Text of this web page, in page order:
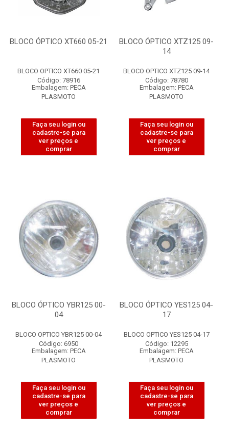
BLOCO ÓPTICO XT660 05-21
BLOCO OPTICO XT660 05-21
Código: 78916
Embalagem: PECA
PLASMOTO
Faça seu login ou
cadastre-se para
ver preços e
comprar
BLOCO ÓPTICO XTZ125 09-
14
BLOCO OPTICO XTZ125 09-14
Código: 78780
Embalagem: PECA
PLASMOTO
Faça seu login ou
cadastre-se para
ver preços e
comprar
BLOCO ÓPTICO YBR125 00-
04
BLOCO OPTICO YBR125 00-04
Código: 6950
Embalagem: PECA
PLASMOTO
Faça seu login ou
cadastre-se para
ver preços e
comprar
BLOCO ÓPTICO YES125 04-
17
BLOCO OPTICO YES125 04-17
Código: 12295
Embalagem: PECA
PLASMOTO
Faça seu login ou
cadastre-se para
ver preços e
comprar